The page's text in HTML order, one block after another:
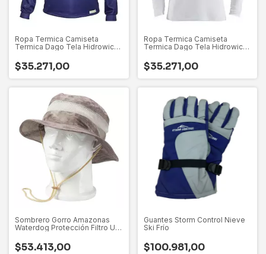
Ropa Termica Camiseta
Termica Dago Tela Hidrowick
$35.271,00
Ropa Termica Camiseta
Termica Dago Tela Hidrowick
$35.271,00
Sombrero Gorro Amazonas
Waterdog Protección Filtro Uv
$53.413,00
Guantes Storm Control Nieve
Ski Frío
$100.981,00